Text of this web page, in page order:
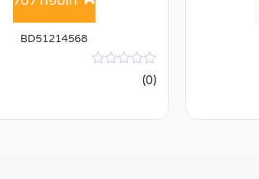
BD51214568
אין
ביקורות
(0)